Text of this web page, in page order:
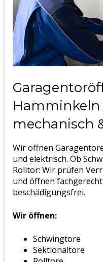
mechanisch
Wir öffnen
und elektrisch. Ob
Rolltor: Wir prüfen
und öffnen
beschädigungsfrei.
Wir öffnen:
Schwingtore
Sektionaltore